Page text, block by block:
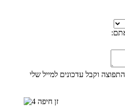
וקבל עדכונים למייל שלי